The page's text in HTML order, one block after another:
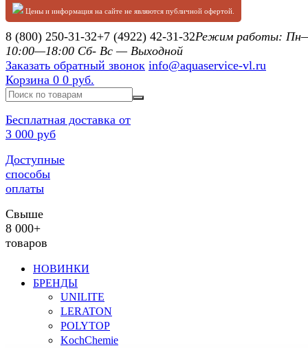
Цены и информация на сайте не являются публичной офертой.
8 (800) 250-31-32+7 (4922) 42-31-32Режим работы:
10:00—18:00 Сб- Вс — Выходной
Заказать обратный звонок info@aquaservice-vl.ru
Корзина 0 0 руб.
Бесплатная доставка от
3 000 руб
Доступные
способы
оплаты
Свыше
8 000+
товаров
НОВИНКИ
БРЕНДЫ
UNILITE
LERATON
POLYTOP
KochChemie